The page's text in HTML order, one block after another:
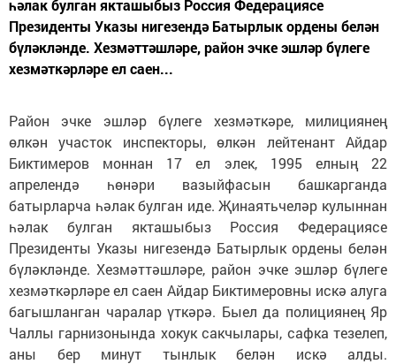
һәлак булган якташыбыз Россия Федерациясе
Президенты Указы нигезендә Батырлык ордены белән
бүләкләнде. Хезмәттәшләре, район эчке эшләр бүлеге
хезмәткәрләре ел саен...
Район эчке эшләр бүлеге хезмәткәре, милициянең
өлкән участок инспекторы, өлкән лейтенант Айдар
Биктимеров моннан 17 ел элек, 1995 елның 22
апрелендә һөнәри вазыйфасын башкарганда
батырларча һәлак булган иде. Җинаятьчеләр кулыннан
һәлак булган якташыбыз Россия Федерациясе
Президенты Указы нигезендә Батырлык ордены белән
бүләкләнде. Хезмәттәшләре, район эчке эшләр бүлеге
хезмәткәрләре ел саен Айдар Биктимеровны искә алуга
багышланган чаралар үткәрә. Быел да полициянең Яр
Чаллы гарнизонында хокук сакчылары, сафка тезелеп,
аны бер минут тынлык белән искә алды.